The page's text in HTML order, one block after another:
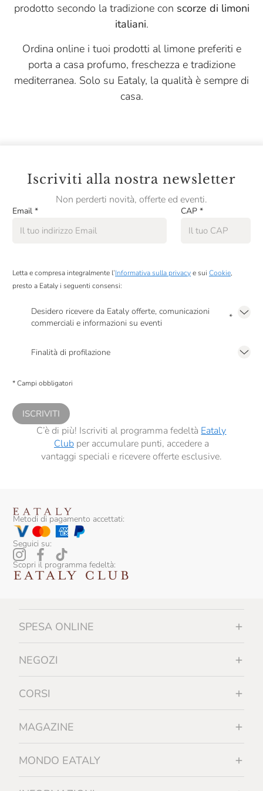
prodotto secondo la tradizione con scorze di limoni
italiani.
Ordina online i tuoi prodotti al limone preferiti e
porta a casa profumo, freschezza e tradizione
mediterranea. Solo su Eataly, la qualità è sempre di
casa.
Iscriviti alla nostra newsletter
Non perderti novità, offerte ed eventi.
Email * CAP *
Letta e compresa integralmente l’Informativa sulla privacye sui Cookie,
presto a Eataly i seguenti consensi:
Desidero ricevere da Eataly offerte, comunicazioni
commerciali e informazioni su eventi
*
Finalità di profilazione
comunicazioni commerciali personalizzate, in caso di consenso prestato ai
* Campi obbligatori
ISCRIVITI
C’è di più! Iscriviti al programma fedeltà Eataly
Clubper accumulare punti, accedere a
vantaggi speciali e ricevere offerte esclusive.
Metodi di pagamento accettati:
Seguici su:
Scopri il programma fedeltà:
SPESA ONLINE
NEGOZI
CORSI
MAGAZINE
MONDO EATALY